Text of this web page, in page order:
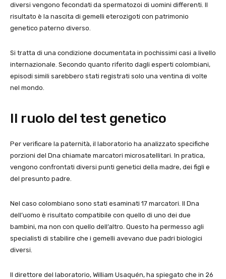
diversi vengono fecondati da spermatozoi di uomini differenti. Il
risultato è la nascita di gemelli eterozigoti con patrimonio
genetico paterno diverso.
Si tratta di una condizione documentata in pochissimi casi a livello
internazionale. Secondo quanto riferito dagli esperti colombiani,
episodi simili sarebbero stati registrati solo una ventina di volte
nel mondo.
Il ruolo del test genetico
Per verificare la paternità, il laboratorio ha analizzato specifiche
porzioni del Dna chiamate marcatori microsatellitari. In pratica,
vengono confrontati diversi punti genetici della madre, dei figli e
del presunto padre.
Nel caso colombiano sono stati esaminati 17 marcatori. Il Dna
dell’uomo è risultato compatibile con quello di uno dei due
bambini, ma non con quello dell’altro. Questo ha permesso agli
specialisti di stabilire che i gemelli avevano due padri biologici
diversi.
Il direttore del laboratorio, William Usaquén, ha spiegato che in 26